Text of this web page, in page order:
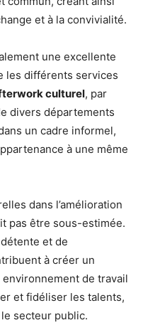
et à la convivialité.
une excellente
les différents services
culturel, par
divers départements
un cadre informel,
à une même
dans l’amélioration
pas être sous-estimée.
et de
à créer un
environnement de travail
et fidéliser les talents,
secteur public.